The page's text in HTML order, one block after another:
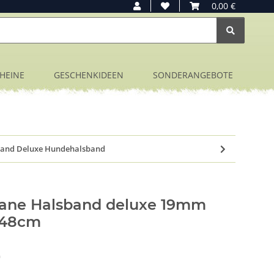
0,00 €
GESCHENKIDEEN SONDERANGEBOTE
Deluxe Hundehalsband
Halsband deluxe 19mm